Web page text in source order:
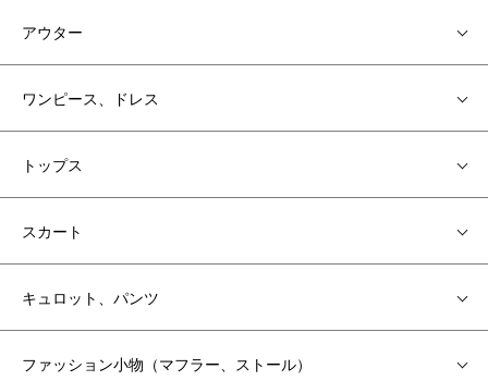
アウター
ワンピース、ドレス
トップス
スカート
キュロット、パンツ
ファッション小物（マフラー、ストール）